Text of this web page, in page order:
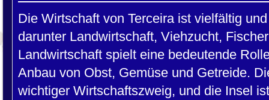
Die Wirtschaft von Terceira ist vielfältig
darunter Landwirtschaft, Viehzucht,
Landwirtschaft spielt eine bedeutende
Anbau von Obst, Gemüse und Getreide.
wichtiger Wirtschaftszweig, und die Insel